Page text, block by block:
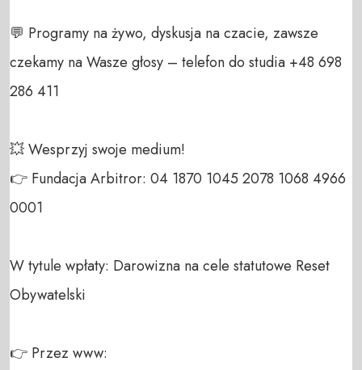
💬 Programy na żywo, dyskusja na czacie, zawsze
czekamy na Wasze głosy – telefon do studia +48 698
286 411
💥 Wesprzyj swoje medium!
👉 Fundacja Arbitror: 04 1870 1045 2078 1068 4966
0001
W tytule wpłaty: Darowizna na cele statutowe Reset
Obywatelski
👉 Przez www: